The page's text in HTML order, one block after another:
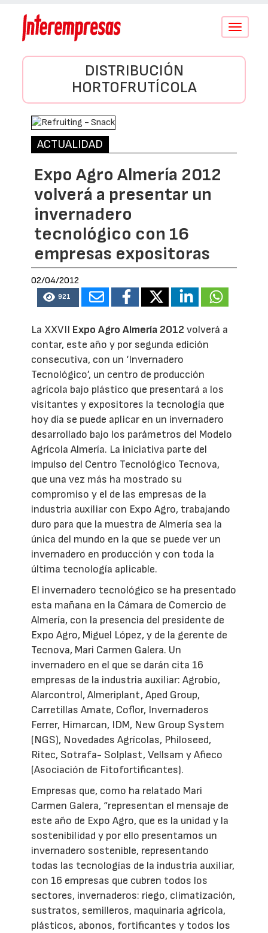
Conmutar
DISTRIBUCIÓN
HORTOFRUTÍCOLA
ACTUALIDAD
Expo Agro Almería 2012
volverá a presentar un
invernadero
tecnológico con 16
empresas expositoras
02/04/2012
921
La XXVII Expo Agro Almería 2012 volverá a
contar, este año y por segunda edición
consecutiva, con un ‘Invernadero
Tecnológico’, un centro de producción
agrícola bajo plástico que presentará a los
visitantes y expositores la tecnología que
hoy día se puede aplicar en un invernadero
desarrollado bajo los parámetros del Modelo
Agrícola Almería. La iniciativa parte del
impulso del Centro Tecnológico Tecnova,
que una vez más ha mostrado su
compromiso y el de las empresas de la
industria auxiliar con Expo Agro, trabajando
duro para que la muestra de Almería sea la
única del mundo en la que se puede ver un
invernadero en producción y con toda la
última tecnología aplicable.
El invernadero tecnológico se ha presentado
esta mañana en la Cámara de Comercio de
Almería, con la presencia del presidente de
Expo Agro, Miguel López, y de la gerente de
Tecnova, Mari Carmen Galera. Un
invernadero en el que se darán cita 16
empresas de la industria auxiliar: Agrobío,
Alarcontrol, Almeriplant, Aped Group,
Carretillas Amate, Coflor, Invernaderos
Ferrer, Himarcan, IDM, New Group System
(NGS), Novedades Agrícolas, Philoseed,
Ritec, Sotrafa- Solplast, Vellsam y Afieco
(Asociación de Fitofortificantes).
Empresas que, como ha relatado Mari
Carmen Galera, “representan el mensaje de
este año de Expo Agro, que es la unidad y la
sostenibilidad y por ello presentamos un
invernadero sostenible, representando
todas las tecnologías de la industria auxiliar,
con 16 empresas que cubren todos los
sectores, invernaderos: riego, climatización,
sustratos, semilleros, maquinaria agrícola,
plásticos, abonos, fortificantes y todos los